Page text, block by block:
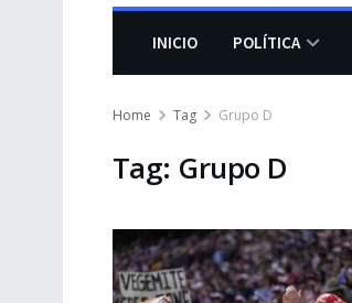
INICIO POLÍTICA
Home Tag Grupo D
Tag: Grupo D